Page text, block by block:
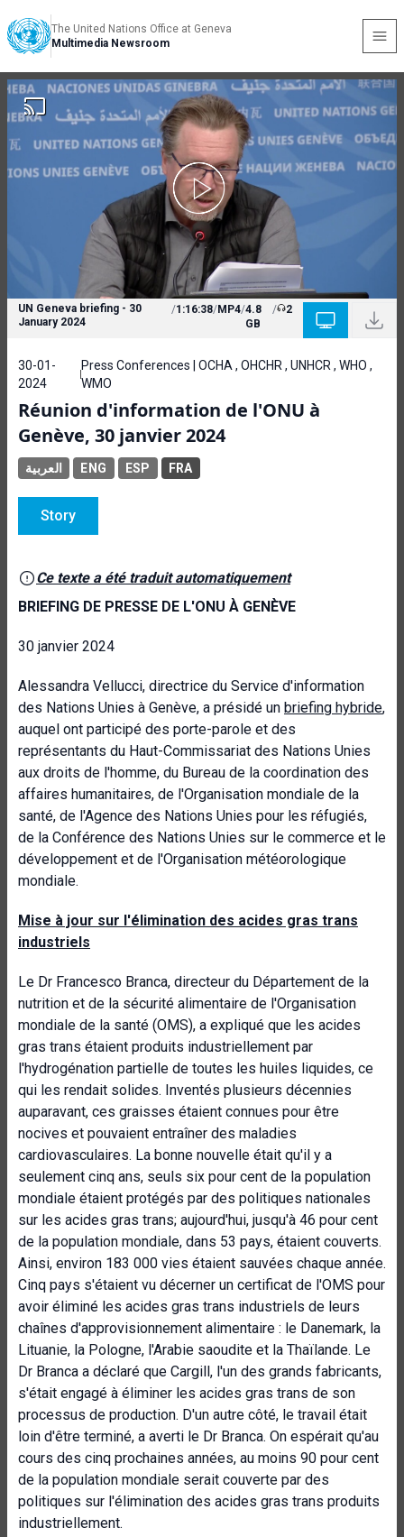
The United Nations Office at Geneva
Multimedia Newsroom
UN Geneva briefing - 30
January 2024
/1:16:38/MP4/4.8
GB
/ 2
30-01-
2024
Press Conferences | OCHA , OHCHR , UNHCR , WHO ,
WMO
Réunion d'information de l'ONU à
Genève, 30 janvier 2024
العربية ENG ESP FRA
Story
Ce texte a été traduit automatiquement
BRIEFING DE PRESSE DE L'ONU À GENÈVE
30 janvier 2024
Alessandra Vellucci, directrice du Service d'information
des Nations Unies à Genève, a présidé un briefing hybride,
auquel ont participé des porte-parole et des
représentants du Haut-Commissariat des Nations Unies
aux droits de l'homme, du Bureau de la coordination des
affaires humanitaires, de l'Organisation mondiale de la
santé, de l'Agence des Nations Unies pour les réfugiés,
de la Conférence des Nations Unies sur le commerce et le
développement et de l'Organisation météorologique
mondiale.
Mise à jour sur l'élimination des acides gras trans
industriels
Le Dr Francesco Branca, directeur du Département de la
nutrition et de la sécurité alimentaire de l'Organisation
mondiale de la santé (OMS), a expliqué que les acides
gras trans étaient produits industriellement par
l'hydrogénation partielle de toutes les huiles liquides, ce
qui les rendait solides. Inventés plusieurs décennies
auparavant, ces graisses étaient connues pour être
nocives et pouvaient entraîner des maladies
cardiovasculaires. La bonne nouvelle était qu'il y a
seulement cinq ans, seuls six pour cent de la population
mondiale étaient protégés par des politiques nationales
sur les acides gras trans; aujourd'hui, jusqu'à 46 pour cent
de la population mondiale, dans 53 pays, étaient couverts.
Ainsi, environ 183 000 vies étaient sauvées chaque année.
Cinq pays s'étaient vu décerner un certificat de l'OMS pour
avoir éliminé les acides gras trans industriels de leurs
chaînes d'approvisionnement alimentaire : le Danemark, la
Lituanie, la Pologne, l'Arabie saoudite et la Thaïlande. Le
Dr Branca a déclaré que Cargill, l'un des grands fabricants,
s'était engagé à éliminer les acides gras trans de son
processus de production. D'un autre côté, le travail était
loin d'être terminé, a averti le Dr Branca. On espérait qu'au
cours des cinq prochaines années, au moins 90 pour cent
de la population mondiale serait couverte par des
politiques sur l'élimination des acides gras trans produits
industriellement.